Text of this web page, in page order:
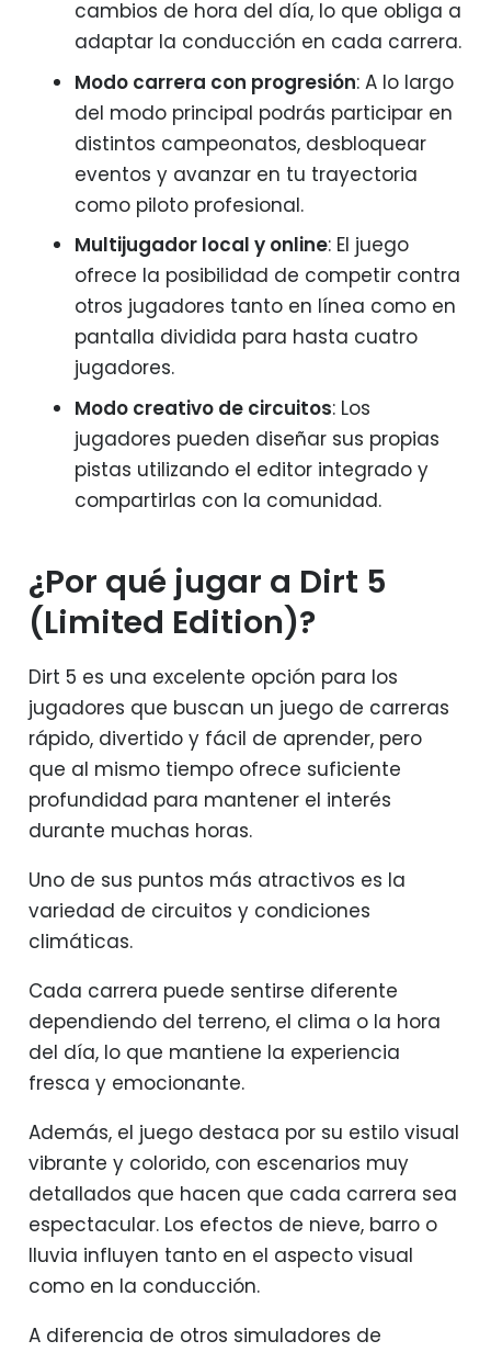
cambios de hora del día, lo que obliga a
adaptar la conducción en cada carrera.
Modo carrera con progresión: A lo largo
del modo principal podrás participar en
distintos campeonatos, desbloquear
eventos y avanzar en tu trayectoria
como piloto profesional.
Multijugador local y online: El juego
ofrece la posibilidad de competir contra
otros jugadores tanto en línea como en
pantalla dividida para hasta cuatro
jugadores.
Modo creativo de circuitos: Los
jugadores pueden diseñar sus propias
pistas utilizando el editor integrado y
compartirlas con la comunidad.
¿Por qué jugar a Dirt 5
(Limited Edition)?
Dirt 5 es una excelente opción para los
jugadores que buscan un juego de carreras
rápido, divertido y fácil de aprender, pero
que al mismo tiempo ofrece suficiente
profundidad para mantener el interés
durante muchas horas.
Uno de sus puntos más atractivos es la
variedad de circuitos y condiciones
climáticas.
Cada carrera puede sentirse diferente
dependiendo del terreno, el clima o la hora
del día, lo que mantiene la experiencia
fresca y emocionante.
Además, el juego destaca por su estilo visual
vibrante y colorido, con escenarios muy
detallados que hacen que cada carrera sea
espectacular. Los efectos de nieve, barro o
lluvia influyen tanto en el aspecto visual
como en la conducción.
A diferencia de otros simuladores de